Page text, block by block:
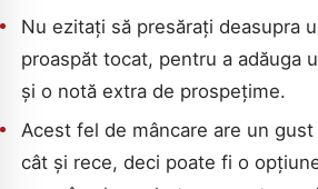
Nu ezitați să presărați deasupra
proaspăt tocat, pentru a adăuga
și o notă extra de prospețime.
Acest fel de mâncare are un
cât și rece, deci poate fi o